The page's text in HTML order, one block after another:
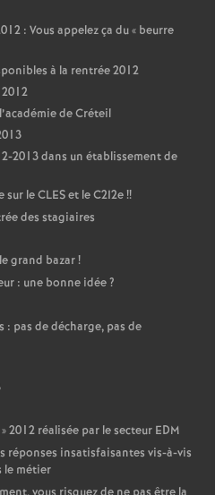
: Vous appelez ça du « beurre
à la rentrée 2012
de Créteil
2013 dans un établissement de
sur leCLESet le C2I2e!!
des stagiaires
grand bazar!
: une bonne idée?
pas de décharge, pas de
» 2012 réalisée par le secteur EDM
réponses insatisfaisantes vis-à-vis
le métier